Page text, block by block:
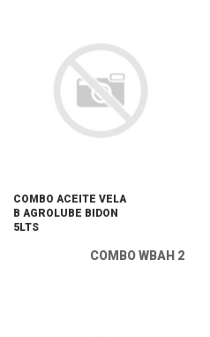
COMBO ACEITE VELA
B AGROLUBE BIDON
5LTS
COMBO WBAH 2